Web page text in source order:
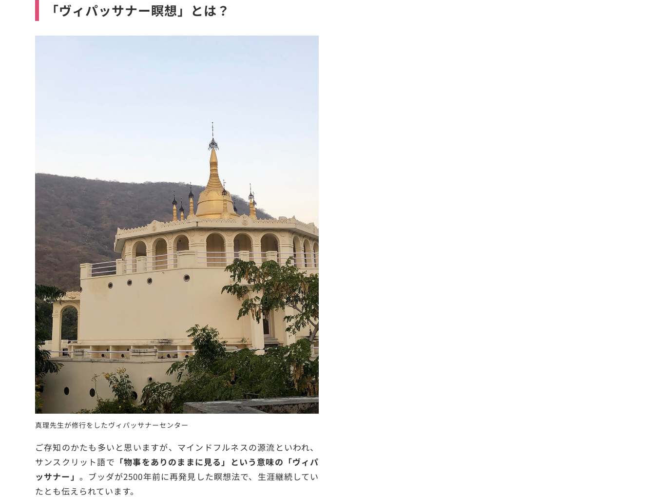
「ヴィパッサナー瞑想」とは？
真理先生が修行をしたヴィパッサナーセンター
ご存知のかたも多いと思いますが、マインドフルネスの源流といわれ、
サンスクリット語で 「物事をありのままに見る」という意味の「ヴィパ
ッサナー」 。ブッダが2500年前に再発見した瞑想法で、生涯継続してい
たとも伝えられています。